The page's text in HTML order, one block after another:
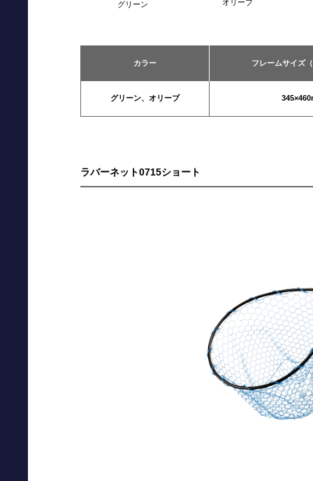
グリーン オリーブ
カラー フレームサイズ
グリーン、オリーブ
ラバーネット0715ショート